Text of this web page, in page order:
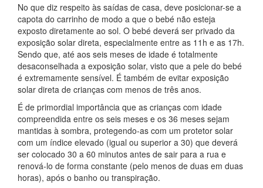
No que diz respeito às saídas de casa, deve posicionar-se a
capota do carrinho de modo a que o bebé não esteja
exposto diretamente ao sol. O bebé deverá ser privado da
exposição solar direta, especialmente entre as 11h e as 17h.
Sendo que, até aos seis meses de idade é totalmente
desaconselhada a exposição solar, visto que a pele do bebé
é extremamente sensível. É também de evitar exposição
solar direta de crianças com menos de três anos.
É de primordial importância que as crianças com idade
compreendida entre os seis meses e os 36 meses sejam
mantidas à sombra, protegendo-as com um protetor solar
com um índice elevado (igual ou superior a 30) que deverá
ser colocado 30 a 60 minutos antes de sair para a rua e
renová-lo de forma constante (pelo menos de duas em duas
horas), após o banho ou transpiração.